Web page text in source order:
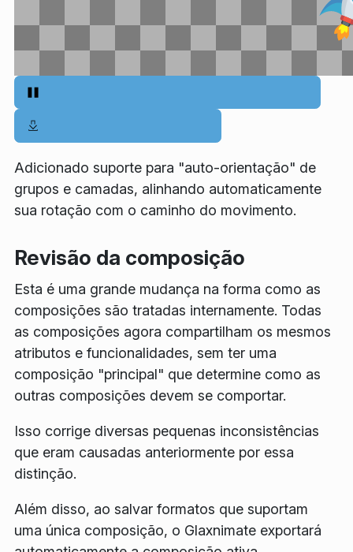
Adicionado suporte para "auto-orientação" de
grupos e camadas, alinhando automaticamente
sua rotação com o caminho do movimento.
Revisão da composição
Esta é uma grande mudança na forma como as
composições são tratadas internamente. Todas
as composições agora compartilham os mesmos
atributos e funcionalidades, sem ter uma
composição "principal" que determine como as
outras composições devem se comportar.
Isso corrige diversas pequenas inconsistências
que eram causadas anteriormente por essa
distinção.
Além disso, ao salvar formatos que suportam
uma única composição, o Glaxnimate exportará